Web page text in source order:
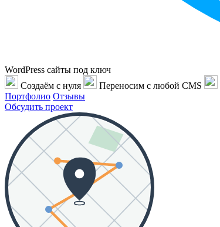
WordPress сайты под ключ
Создаём с нуля
Переносим с любой CMS
Портфолио Отзывы
Обсудить проект